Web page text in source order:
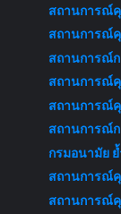
สถานการณ์
สถานการณ์
สถานการณ์
สถานการณ์
สถานการณ์
สถานการณ์
กรมอนามัย
สถานการณ์
สถานการณ์